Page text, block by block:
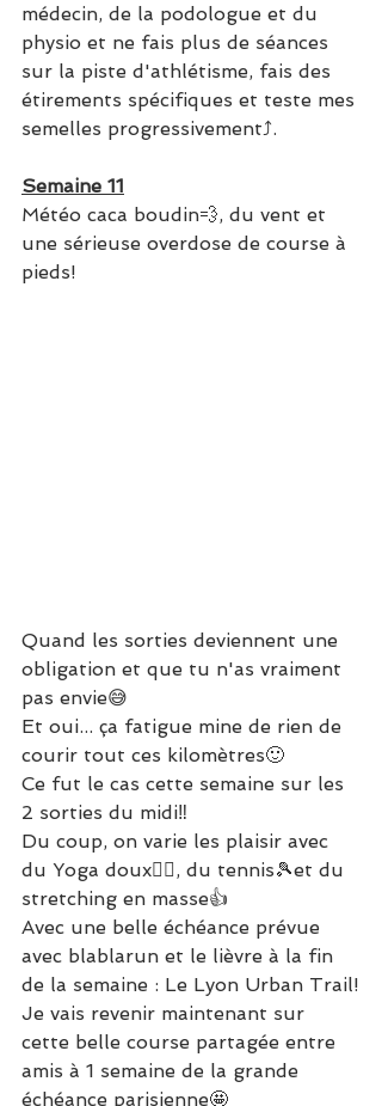
médecin, de la podologue et du
physio et ne fais plus de séances
sur la piste d'athlétisme, fais des
étirements spécifiques et teste mes
semelles progressivement⤴.
Semaine 11
Météo caca boudin💨, du vent et
une sérieuse overdose de course à
pieds!
Quand les sorties deviennent une
obligation et que tu n'as vraiment
pas envie😅
Et oui... ça fatigue mine de rien de
courir tout ces kilomètres🙂
Ce fut le cas cette semaine sur les
2 sorties du midi‼
Du coup, on varie les plaisir avec
du Yoga doux🧘‍♀, du tennis🎾et du
stretching en masse👍
Avec une belle échéance prévue
avec blablarun et le lièvre à la fin
de la semaine : Le Lyon Urban Trail!
Je vais revenir maintenant sur
cette belle course partagée entre
amis à 1 semaine de la grande
échéance parisienne🤩